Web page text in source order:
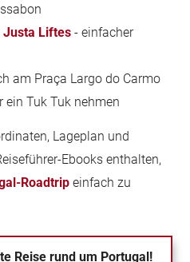
Justa Liftes - einfacher
am Praça Largo do Carmo
ein Tuk Tuk nehmen
Lageplan und
Ebooks enthalten,
Roadtrip einfach zu
Reiserund um Portugal!